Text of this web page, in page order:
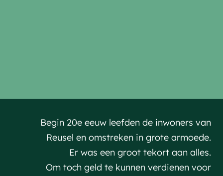
Begin 20e eeuw leefden de inwoners van
Reusel en omstreken in grote armoede.
Er was een groot tekort aan alles.
Om toch geld te kunnen verdienen voor